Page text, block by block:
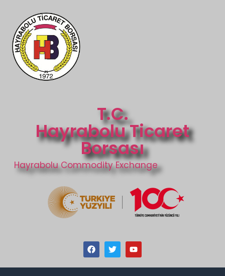
T.C.
Hayrabolu Ticaret
Borsası
Hayrabolu Commodity Exchange